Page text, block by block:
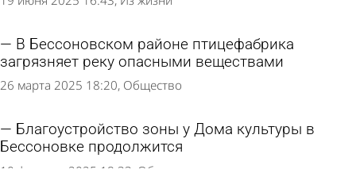
В Бессоновском районе птицефабрика
загрязняет реку опасными веществами
26 марта 2025 18:20 Общество
Благоустройство зоны у Дома культуры в
Бессоновке продолжится
10 февраля 2025 18:33 Общество